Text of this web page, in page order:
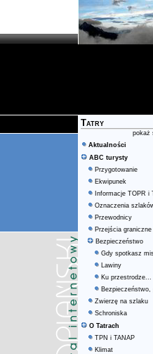
Tatry
pokaż
Aktualności
ABC turysty
Przygotowanie
Ekwipunek
Informacje TOPR i
Oznaczenia
Przewodnicy
Przejścia graniczne
Bezpieczeństwo
Gdy spotkasz
Lawiny
Ku przestrodze...
Bezpieczeństwo,
Zwierzę na szlaku
Schroniska
O Tatrach
TPN i TANAP
Klimat